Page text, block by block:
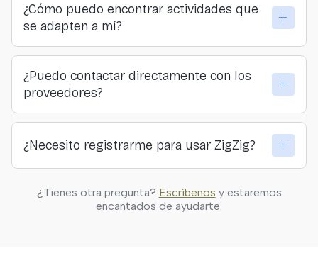
proveedores. Todo lo que pagas llega directamente a
quienes organizan las actividades.
¿Cómo puedo encontrar actividades que
se adapten a mí?
hacer nuestro formulario y descubrir tu actividad
ideal.
¿Puedo contactar directamente con los
proveedores?
transparente entre viajeros y quienes ofrecen las
¿Necesito registrarme para usar ZigZig?
Solo si quieres guardar actividades, hacer reservas o
personalizar tus resultados. Puedes explorar
¿Tienes otra pregunta? Escríbenos y estaremos
encantados de ayudarte.